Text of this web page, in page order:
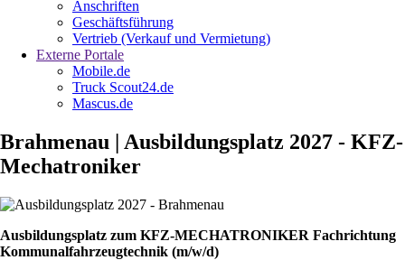
Anschriften
Geschäftsführung
Vertrieb (Verkauf und Vermietung)
Externe Portale
Mobile.de
Truck Scout24.de
Mascus.de
Brahmenau | Ausbildungsplatz 2027 - KFZ-
Mechatroniker
Ausbildungsplatz zum KFZ-MECHATRONIKER Fachrichtung
Kommunalfahrzeugtechnik (m/w/d)